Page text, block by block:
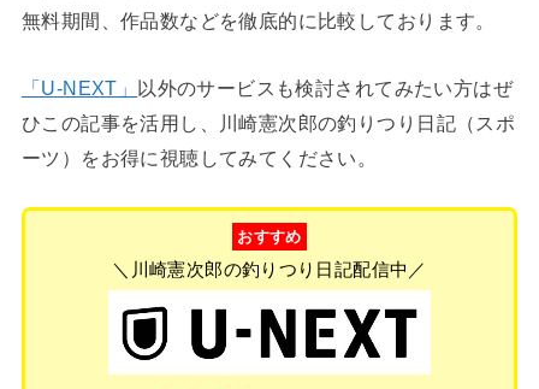
無料期間、作品数などを徹底的に比較しております。
「U-NEXT」 以外のサービスも検討されてみたい方はぜ
ひこの記事を活用し、川崎憲次郎の釣りつり日記（スポ
ーツ）をお得に視聴してみてください。
おすすめ
＼川崎憲次郎の釣りつり日記配信中／